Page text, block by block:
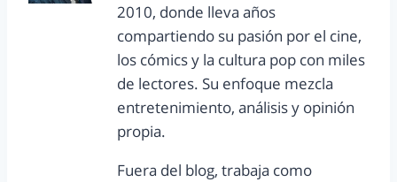
2010, donde lleva años
compartiendo su pasión por el cine,
los cómics y la cultura pop con miles
de lectores. Su enfoque mezcla
entretenimiento, análisis y opinión
propia.
Fuera del blog, trabaja como